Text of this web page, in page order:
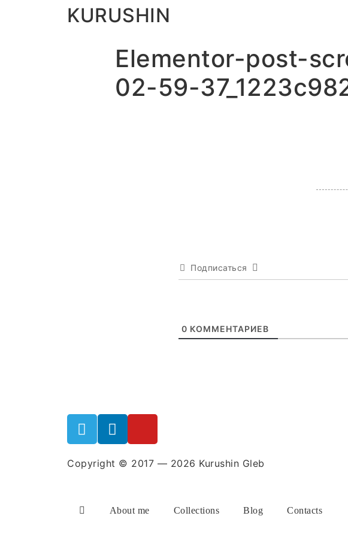
KURUSHIN
Elementor-post-
02-59-
Подписаться
0 КОММЕНТАРИЕВ
Copyright © 2017 — 2026 Kurushin Gleb
About me Collections Blog Contacts